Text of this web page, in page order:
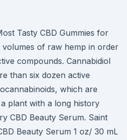
Tasty CBD Gummies for
volumes of raw hemp in order
compounds. Cannabidiol
than six dozen active
which are
plant with a long history
CBD Beauty Serum. Saint
Beauty Serum 1 oz/ 30 mL